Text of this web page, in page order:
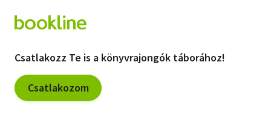
Csatlakozz Te is a könyvrajongók táborához!
Csatlakozom